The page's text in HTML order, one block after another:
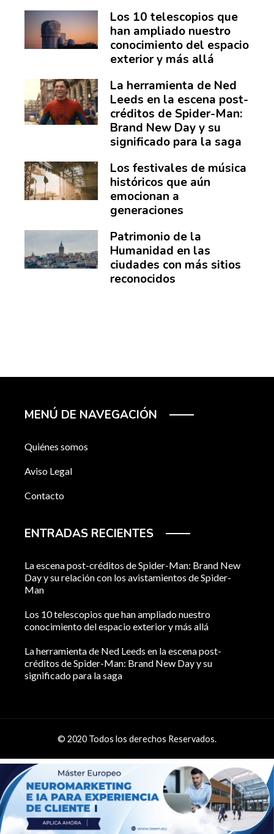
Los 10 telescopios que
han ampliado nuestro
conocimiento del espacio
exterior y más allá
La herramienta de Ned
Leeds en la escena post-
créditos de Spider-Man:
Brand New Day y su
significado para la saga
Los festivales de música
históricos que aún
emocionan a
generaciones
Patrimonio de la
Humanidad en las
ciudades con más sitios
reconocidos
MENÚ DE NAVEGACIÓN
Quiénes somos
Aviso Legal
Contacto
ENTRADAS RECIENTES
La escena post-créditos de Spider-Man: Brand New
Day y su relación con los avistamientos de Spider-
Man
Los 10 telescopios que han ampliado nuestro
conocimiento del espacio exterior y más allá
La herramienta de Ned Leeds en la escena post-
créditos de Spider-Man: Brand New Day y su
significado para la saga
© 2020 Todos los derechos Reservados.